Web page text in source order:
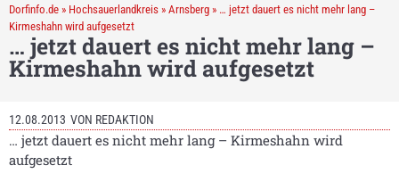
Dorfinfo.de » Hochsauerlandkreis » Arnsberg » … jetzt dauert es nicht mehr lang –
Kirmeshahn wird aufgesetzt
… jetzt dauert es nicht mehr lang –
Kirmeshahn wird aufgesetzt
12.08.2013 VON REDAKTION
… jetzt dauert es nicht mehr lang – Kirmeshahn wird
aufgesetzt